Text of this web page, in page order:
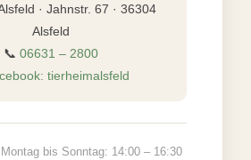
· Jahnstr. 67 · 36304
Alsfeld
📞 06631 – 2800
tierheimalsfeld
bis Sonntag: 14:00 – 16:30